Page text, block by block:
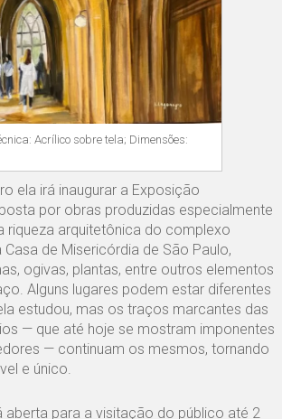
Acrílico sobre tela; Dimensões:
ela irá inaugurar a Exposição
por obras produzidas especialmente
riqueza arquitetônica do complexo
Casa de Misericórdia de São Paulo,
ogivas, plantas, entre outros elementos
Alguns lugares podem estar diferentes
estudou, mas os traços marcantes das
— que até hoje se mostram imponentes
— continuam os mesmos, tornando
e único.
aberta para a visitação do público até 2